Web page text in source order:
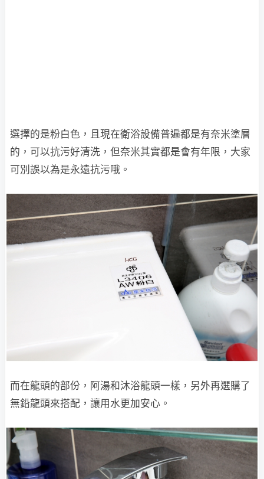
選擇的是粉白色，且現在衛浴設備普遍都是有奈米塗層
的，可以抗污好清洗，但奈米其實都是會有年限，大家
可別誤以為是永遠抗污哦。
而在龍頭的部份，阿湯和沐浴龍頭一樣，另外再選購了
無鉛龍頭來搭配，讓用水更加安心。